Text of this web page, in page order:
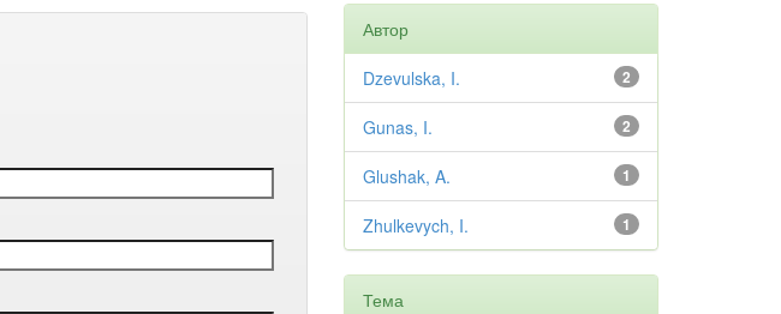
Автор
2
Dzevulska, I.
2
Gunas, I.
1
Glushak, A.
1
Zhulkevych, I.
Тема